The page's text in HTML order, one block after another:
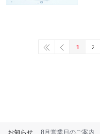
1 2
お知らせ 8月営業日のご案内